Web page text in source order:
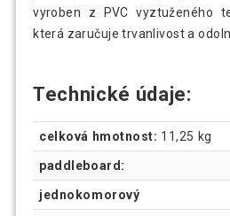
vyroben z PVC vyztuženého
která zaručuje trvanlivost a
Technické údaje:
celková hmotnost: 11,25 kg
paddleboard:
jednokomorový